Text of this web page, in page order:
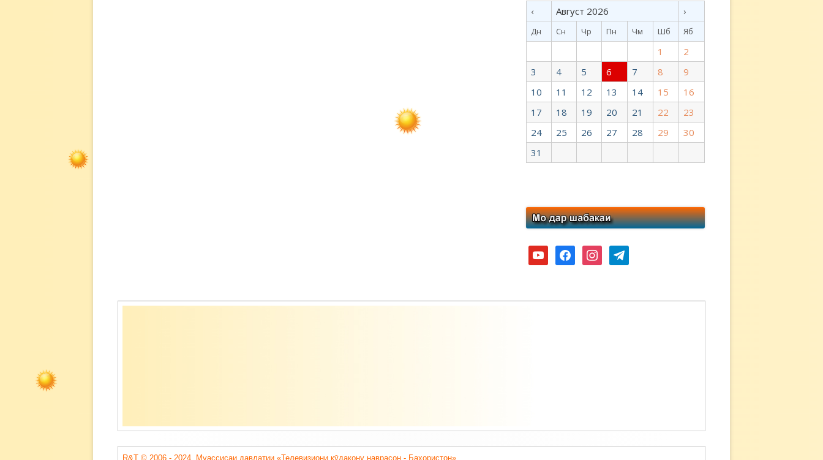
‹ Август 2026 ›
Дн Сн Чр Пн Чм Шб Яб
1
2
3
4 5 6 7 8
9
10
11 12 13 14 15
16
17
18 19 20 21 22
23
24
25 26 27 28 29
30
31
youtubefacebookinstagramtelegram
Содержимое
R&T © 2006 - 2024. Муассисаи давлатии «Телевизиони кӯдакону наврасон - Баҳористон».